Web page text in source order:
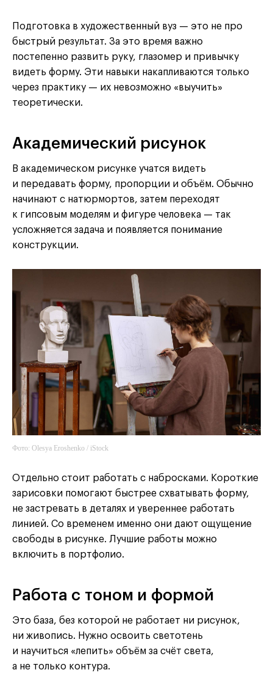
Подготовка в художественный вуз — это не про
быстрый результат. За это время важно
постепенно развить руку, глазомер и привычку
видеть форму. Эти навыки накапливаются только
через практику — их невозможно «выучить»
теоретически.
Академический рисунок
В академическом рисунке учатся видеть
и передавать форму, пропорции и объём. Обычно
начинают с натюрмортов, затем переходят
к гипсовым моделям и фигуре человека — так
усложняется задача и появляется понимание
конструкции.
Фото: Olesya Eroshenko / iStock
Отдельно стоит работать с набросками. Короткие
зарисовки помогают быстрее схватывать форму,
не застревать в деталях и увереннее работать
линией. Со временем именно они дают ощущение
свободы в рисунке. Лучшие работы можно
включить в портфолио.
Работа с тоном и формой
Это база, без которой не работает ни рисунок,
ни живопись. Нужно освоить светотень
и научиться «лепить» объём за счёт света,
а не только контура.